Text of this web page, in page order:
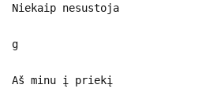
Niekaip nesustoja
g
Aš minu į priekį